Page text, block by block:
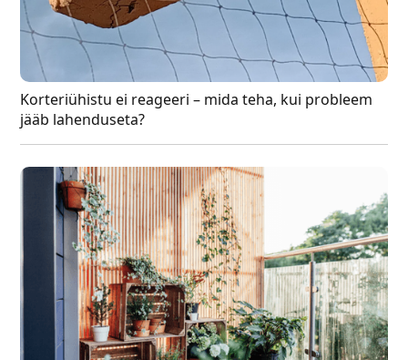
Korteriühistu ei reageeri – mida teha, kui probleem
jääb lahenduseta?